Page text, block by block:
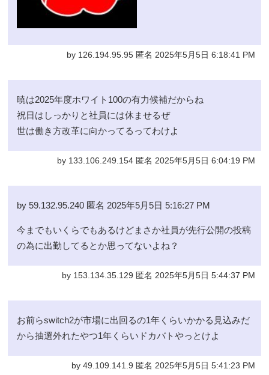
by 126.194.95.95 匿名 2025年5月5日 6:18:41 PM
暁は2025年度ホワイト100の有力候補だからね
祝日はしっかりと社員には休ませるぜ
世は働き方改革に向かってるってわけよ
by 133.106.249.154 匿名 2025年5月5日 6:04:19 PM
by 59.132.95.240 匿名 2025年5月5日 5:16:27 PM
今までもいくらでもあるけどまさか社員が先行公開の投稿
の為に出勤してるとか思ってないよね？
by 153.134.35.129 匿名 2025年5月5日 5:44:37 PM
お前らswitch2が市場に出回るの1年くらいかかる見込みだ
から抽選外れたやつ1年くらいドカバトやっとけよ
by 49.109.141.9 匿名 2025年5月5日 5:41:23 PM